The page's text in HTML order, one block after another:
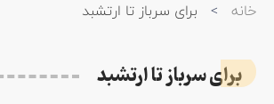
خانه > برای سرباز تا ارتشبد
برای سرباز تا ارتشبد